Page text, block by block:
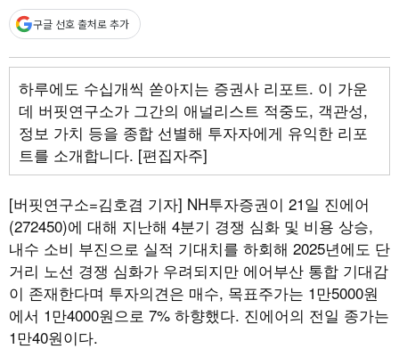
구글 선호 출처로 추가
하루에도 수십개씩 쏟아지는 증권사 리포트. 이 가운
데 버핏연구소가 그간의 애널리스트 적중도, 객관성,
정보 가치 등을 종합 선별해 투자자에게 유익한 리포
트를 소개합니다. [편집자주]
[버핏연구소=김호겸 기자] NH투자증권이 21일 진에어
(272450)에 대해 지난해 4분기 경쟁 심화 및 비용 상승,
내수 소비 부진으로 실적 기대치를 하회해 2025년에도 단
거리 노선 경쟁 심화가 우려되지만 에어부산 통합 기대감
이 존재한다며 투자의견은 매수, 목표주가는 1만5000원
에서 1만4000원으로 7% 하향했다. 진에어의 전일 종가는
1만40원이다.